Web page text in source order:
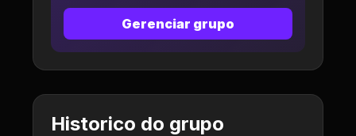
Gerenciar grupo
Historico do grupo